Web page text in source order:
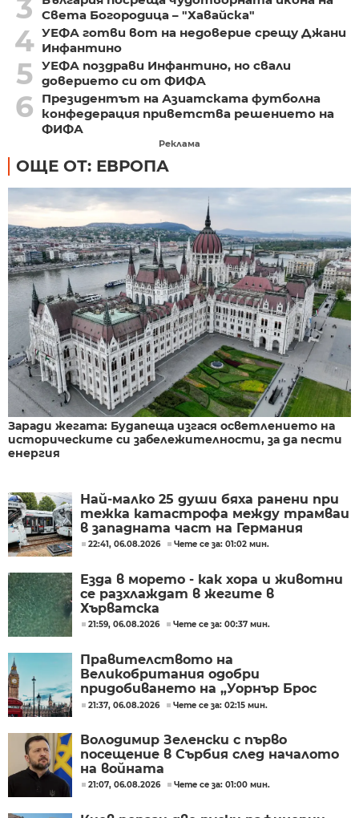
3
Света Богородица – "Хавайска"
4 УЕФА готви вот на недоверие срещу Джани
Инфантино
5 УЕФА поздрави Инфантино, но свали
доверието си от ФИФА
6
Президентът на Азиатската футболна
конфедерация приветства решението на
ФИФА
Реклама
ОЩЕ ОТ: ЕВРОПА
Заради жегата: Будапеща изгася осветлението на
историческите си забележителности, за да пести
енергия
Най-малко 25 души бяха ранени при
тежка катастрофа между трамваи
в западната част на Германия
22:41, 06.08.2026 Чете се за: 01:02 мин.
Езда в морето - как хора и животни
се разхлаждат в жегите в
Хърватска
21:59, 06.08.2026 Чете се за: 00:37 мин.
Правителството на
Великобритания одобри
придобиването на „Уорнър Брос
Дискавъри“ от „Парамаунт“ за 110
21:37, 06.08.2026 Чете се за: 02:15 мин.
Володимир Зеленски с първо
посещение в Сърбия след началото
на войната
21:07, 06.08.2026 Чете се за: 01:00 мин.